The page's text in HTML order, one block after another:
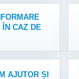
CAZ DE
AJUTOR ȘI